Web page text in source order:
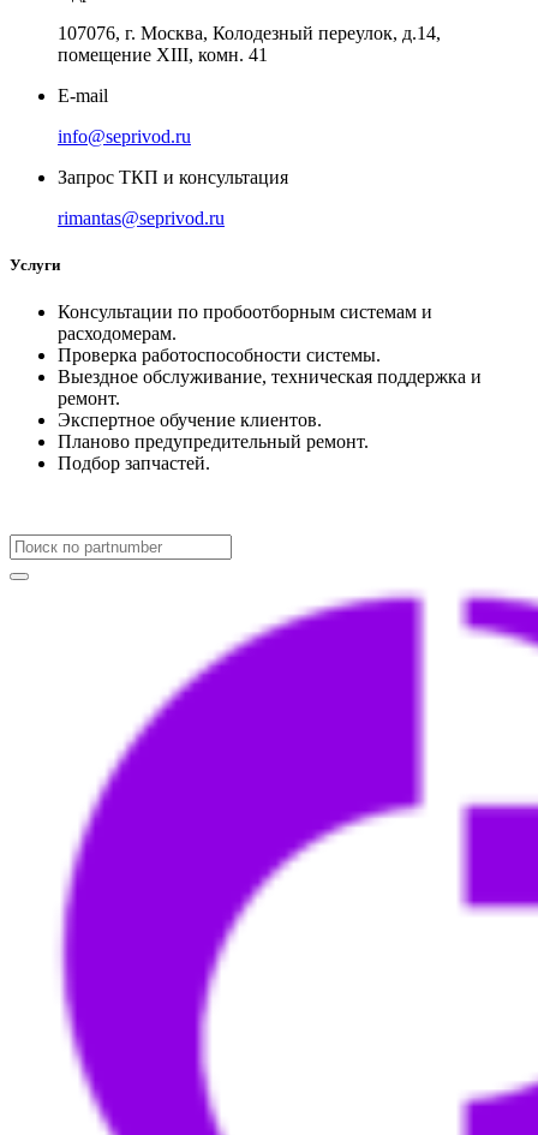
107076, г. Москва, Колодезный переулок, д.14,
помещение ХIII, комн. 41
E-mail
info@seprivod.ru
Запрос ТКП и консультация
rimantas@seprivod.ru
Услуги
Консультации по пробоотборным системам и
расходомерам.
Проверка работоспособности системы.
Выездное обслуживание, техническая поддержка и
ремонт.
Экспертное обучение клиентов.
Планово предупредительный ремонт.
Подбор запчастей.